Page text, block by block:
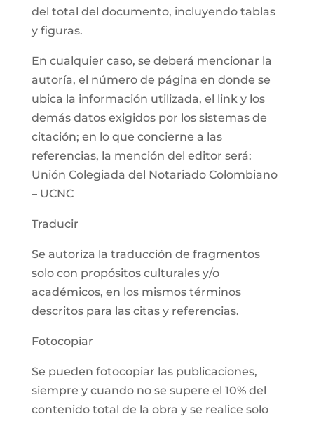
del total del documento, incluyendo tablas
y figuras.
En cualquier caso, se deberá mencionar la
autoría, el número de página en donde se
ubica la información utilizada, el link y los
demás datos exigidos por los sistemas de
citación; en lo que concierne a las
referencias, la mención del editor será:
Unión Colegiada del Notariado Colombiano
– UCNC
Traducir
Se autoriza la traducción de fragmentos
solo con propósitos culturales y/o
académicos, en los mismos términos
descritos para las citas y referencias.
Fotocopiar
Se pueden fotocopiar las publicaciones,
siempre y cuando no se supere el 10% del
contenido total de la obra y se realice solo